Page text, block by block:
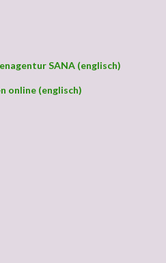
SANA (englisch)
online (englisch)